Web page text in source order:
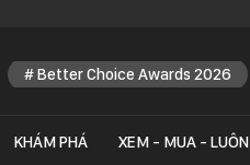
Better Choice Awards 2026
KHÁM PHÁ XEM - MUA - LUÔN